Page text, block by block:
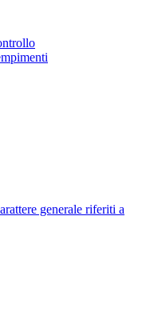
generale riferiti a